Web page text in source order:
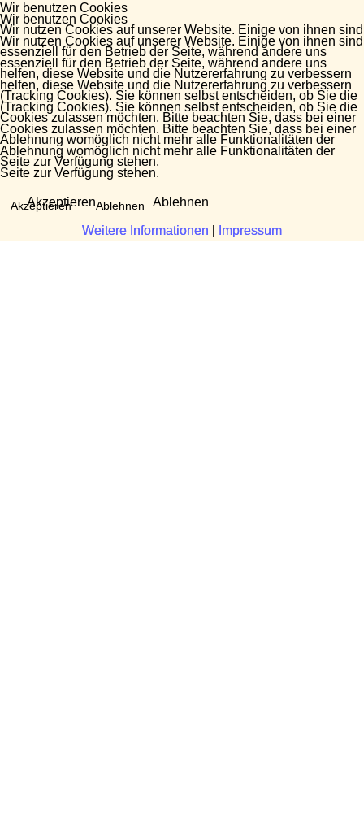
Wir benutzen Cookies
Wir nutzen Cookies auf unserer Website. Einige von ihnen sind
essenziell für den Betrieb der Seite, während andere uns
helfen, diese Website und die Nutzererfahrung zu verbessern
(Tracking Cookies). Sie können selbst entscheiden, ob Sie die
Cookies zulassen möchten. Bitte beachten Sie, dass bei einer
Ablehnung womöglich nicht mehr alle Funktionalitäten der
Seite zur Verfügung stehen.
Akzeptieren Ablehnen
Weitere Informationen Impressum
Wir benutzen Cookies
Wir nutzen Cookies auf unserer Website. Einige von ihnen sind
essenziell für den Betrieb der Seite, während andere uns
helfen, diese Website und die Nutzererfahrung zu verbessern
(Tracking Cookies). Sie können selbst entscheiden, ob Sie die
Cookies zulassen möchten. Bitte beachten Sie, dass bei einer
Ablehnung womöglich nicht mehr alle Funktionalitäten der
Seite zur Verfügung stehen.
Akzeptieren Ablehnen
Weitere Informationen Impressum